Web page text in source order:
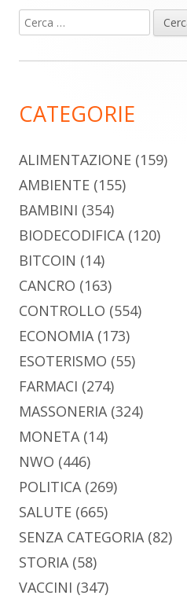
Barra
laterale
Ricerca
per:
CATEGORIE
ALIMENTAZIONE (159)
AMBIENTE (155)
BAMBINI (354)
BIODECODIFICA (120)
BITCOIN (14)
CANCRO (163)
CONTROLLO (554)
ECONOMIA (173)
ESOTERISMO (55)
FARMACI (274)
MASSONERIA (324)
MONETA (14)
NWO (446)
POLITICA (269)
SALUTE (665)
SENZA CATEGORIA (82)
STORIA (58)
VACCINI (347)